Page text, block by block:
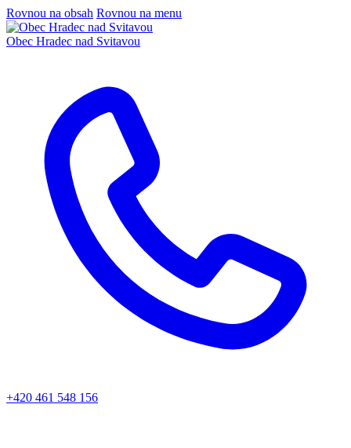
Rovnou na obsah Rovnou na menu
Obec Hradec nad Svitavou
+420 461 548 156